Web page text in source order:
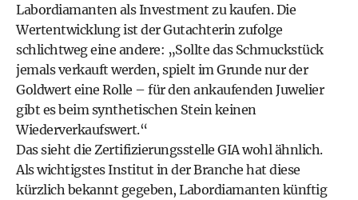
Labordiamanten als Investment zu kaufen. Die
Wertentwicklung ist der Gutachterin zufolge
schlichtweg eine andere: „Sollte das Schmuckstück
jemals verkauft werden, spielt im Grunde nur der
Goldwert eine Rolle – für den ankaufenden Juwelier
gibt es beim synthetischen Stein keinen
Wiederverkaufswert.“
Das sieht die Zertifizierungsstelle GIA wohl ähnlich.
Als wichtigstes Institut in der Branche hat diese
kürzlich bekannt gegeben, Labordiamanten künftig